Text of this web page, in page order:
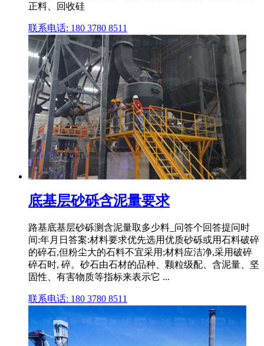
正料、回收硅
联系电话: 180 3780 8511
底基层砂砾含泥量要求
路基底基层砂砾测含泥量取多少料_问答个回答提问时
间:年月日答案:材料要求优先选用优质砂砾或用石料破碎
的碎石,但粉尘大的石料不宜采用;材料应洁净,采用破碎
碎石时, 碎。砂石由石材的品种、颗粒级配、含泥量、坚
固性、有害物质等指标来表示它 ...
联系电话: 180 3780 8511